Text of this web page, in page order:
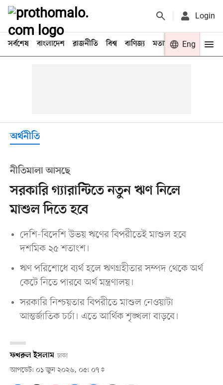
Login
সর্বশেষ বাংলাদেশ রাজনীতি বিশ্ব বাণিজ্য মতামত খেলা
Eng
অর্থনীতি
নীতিমালা আসছে
সরকারি গ্যারান্টিতে নতুন ঋণ নিলে
মাশুল দিতে হবে
দেশি-বিদেশি উভয় ঋণের বিপরীতেই মাশুল হবে
দশমিক ২৫ শতাংশ।
ঋণ পরিশোধে ব্যর্থ হলে ঋণগ্রহীতার সম্পদ থেকে অর্থ
কেটে নিতে পারবে অর্থ মন্ত্রণালয়।
সরকারি নিশ্চয়তার বিপরীতে মাশুল নেওয়াটা
আন্তর্জাতিক চর্চা। এতে আর্থিক শৃঙ্খলা বাড়বে।
ফখরুল ইসলাম ঢাকা
আপডেট: ০১ জুন ২০২৬, ০৫: ০৭